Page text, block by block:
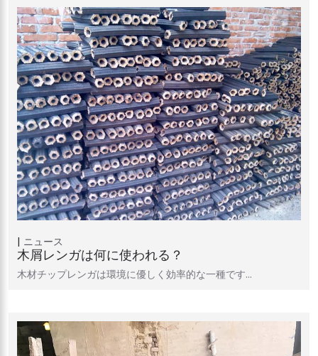
ニュース
木屑レンガは何に使われる？
木材チップレンガは環境に優しく効率的な一種です…